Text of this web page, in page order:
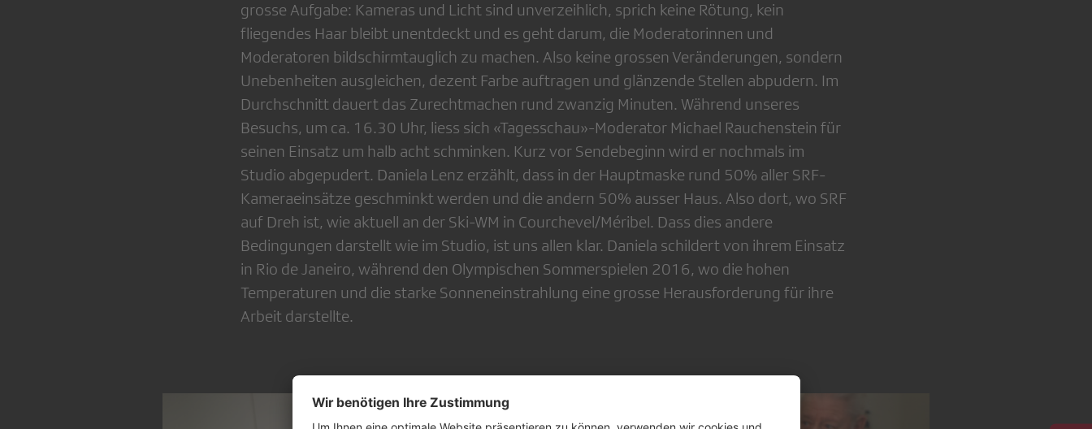
grosse Aufgabe: Kameras und Licht sind unverzeihlich, sprich keine Rötung, kein
fliegendes Haar bleibt unentdeckt und es geht darum, die Moderatorinnen und
Moderatoren bildschirmtauglich zu machen. Also keine grossen Veränderungen, sondern
Unebenheiten ausgleichen, dezent Farbe auftragen und glänzende Stellen abpudern. Im
Durchschnitt dauert das Zurechtmachen rund zwanzig Minuten. Während unseres
Besuchs, um ca. 16.30 Uhr, liess sich «Tagesschau»-Moderator Michael Rauchenstein für
seinen Einsatz um halb acht schminken. Kurz vor Sendebeginn wird er nochmals im
Studio abgepudert. Daniela Lenz erzählt, dass in der Hauptmaske rund 50% aller SRF-
Kameraeinsätze geschminkt werden und die andern 50% ausser Haus. Also dort, wo SRF
auf Dreh ist, wie aktuell an der Ski-WM in Courchevel/Méribel. Dass dies andere
Bedingungen darstellt wie im Studio, ist uns allen klar. Daniela schildert von ihrem Einsatz
in Rio de Janeiro, während den Olympischen Sommerspielen 2016, wo die hohen
Temperaturen und die starke Sonneneinstrahlung eine grosse Herausforderung für ihre
Arbeit darstellte.